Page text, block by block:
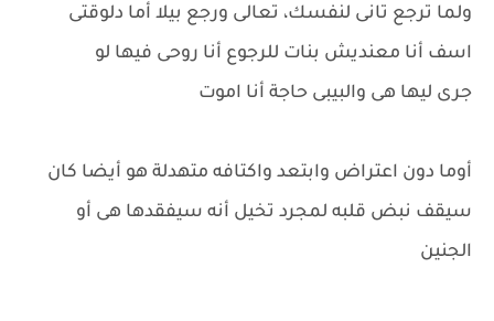
ولما ترجع تانى لنفسك، تعالى ورجع بيلا أما دلوقتى
اسف أنا معنديش بنات للرجوع أنا روحى فيها لو
جرى ليها هى والبيبى حاجة أنا اموت
أوما دون اعتراض وابتعد واكتافه متهدلة هو أيضا كان
سيقف نبض قلبه لمجرد تخيل أنه سيفقدها هى أو
الجنين